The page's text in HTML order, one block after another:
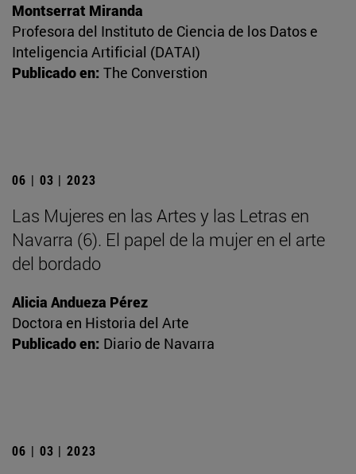
Montserrat Miranda
Profesora del Instituto de Ciencia de los Datos e
Inteligencia Artificial (DATAI)
Publicado en: The Converstion
06 | 03 | 2023
Las Mujeres en las Artes y las Letras en
Navarra (6). El papel de la mujer en el arte
del bordado
Alicia Andueza Pérez
Doctora en Historia del Arte
Publicado en: Diario de Navarra
06 | 03 | 2023